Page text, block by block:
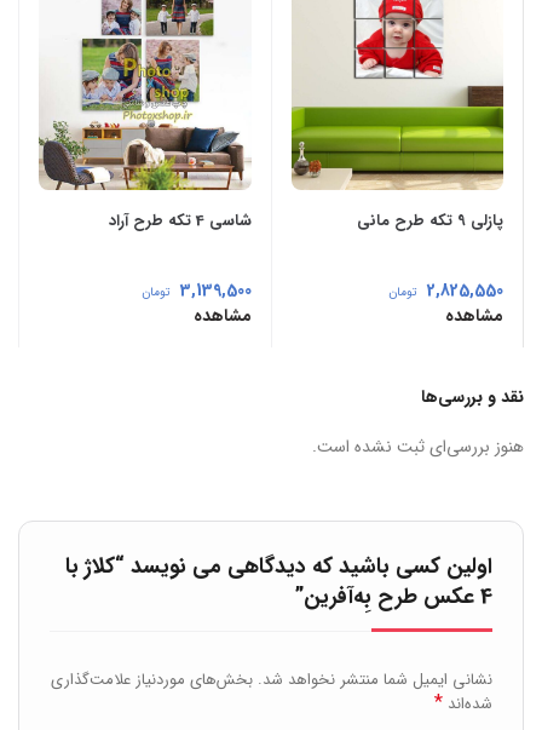
پازلی 9 تکه طرح مانی
2,825,550 تومان
مشاهده
شاسی 4 تکه طرح آراد
3,139,500 تومان
مشاهده
نقد و بررسی‌ها
هنوز بررسی‌ای ثبت نشده است.
اولین کسی باشید که دیدگاهی می نویسد “کلاژ با
4 عکس طرح بِه‌آفرین”
نشانی ایمیل شما منتشر نخواهد شد. بخش‌های موردنیاز علامت‌گذاری
شده‌اند *